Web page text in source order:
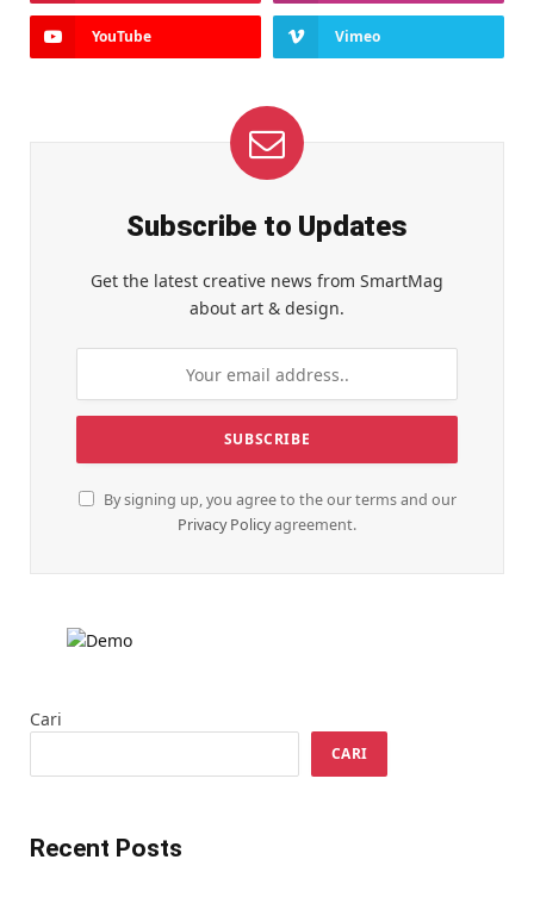
YouTube Vimeo
Subscribe to Updates
Get the latest creative news from SmartMag
about art & design.
By signing up, you agree to the our terms and our
Privacy Policyagreement.
Cari
CARI
Recent Posts